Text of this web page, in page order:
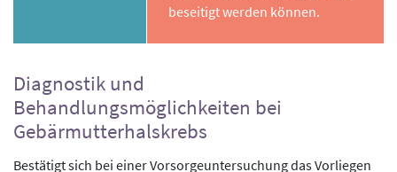
beseitigt werden können.
Diagnostik und
Behandlungsmöglichkeiten bei
Gebärmutterhalskrebs
Bestätigt sich bei einer Vorsorgeuntersuchung das Vorliegen